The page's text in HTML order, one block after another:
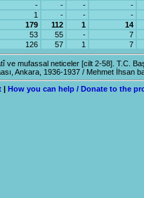
- - -
-
1 - -
-
179 112 1
14
53 55 -
7
126 57 1 7
ve mufassal neticeler [cilt 2-58]. T.C.
Ankara, 1936-1937 / Mehmet İhsan
How you can help / Donate to the